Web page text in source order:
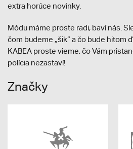
extra horúce novinky.
Módu máme proste radi, baví nás.
čom budeme „šik“ a čo bude hitom
KABEA proste vieme, čo Vám
polícia nezastaví!
Značky